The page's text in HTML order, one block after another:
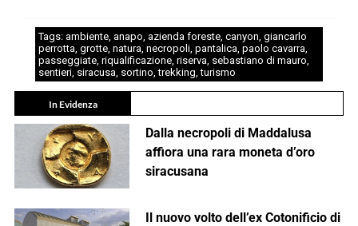
Tags: ambiente, anapo, azienda foreste, canyon, giancarlo
perrotta, grotte, natura, necropoli, pantalica, paolo cavarra,
passeggiate, riqualificazione, riserva, sebastiano di mauro,
sentieri, siracusa, sortino,trekking,turismo
In Evidenza
Dalla necropoli di Maddalusa
affiora una rara moneta d’oro
siracusana
Il nuovo volto dell’ex Cotonificio di